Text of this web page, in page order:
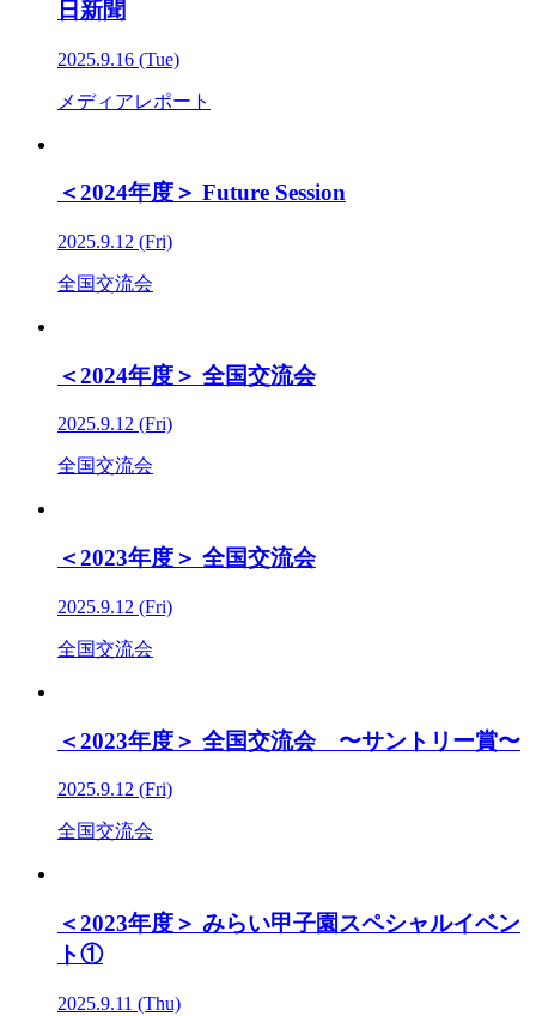
日新聞
2025.9.16 (Tue)
メディアレポート
＜2024年度＞ Future Session
2025.9.12 (Fri)
全国交流会
＜2024年度＞ 全国交流会
2025.9.12 (Fri)
全国交流会
＜2023年度＞ 全国交流会
2025.9.12 (Fri)
全国交流会
＜2023年度＞ 全国交流会 〜サントリー賞〜
2025.9.12 (Fri)
全国交流会
＜2023年度＞ みらい甲子園スペシャルイベン
ト①
2025.9.11 (Thu)